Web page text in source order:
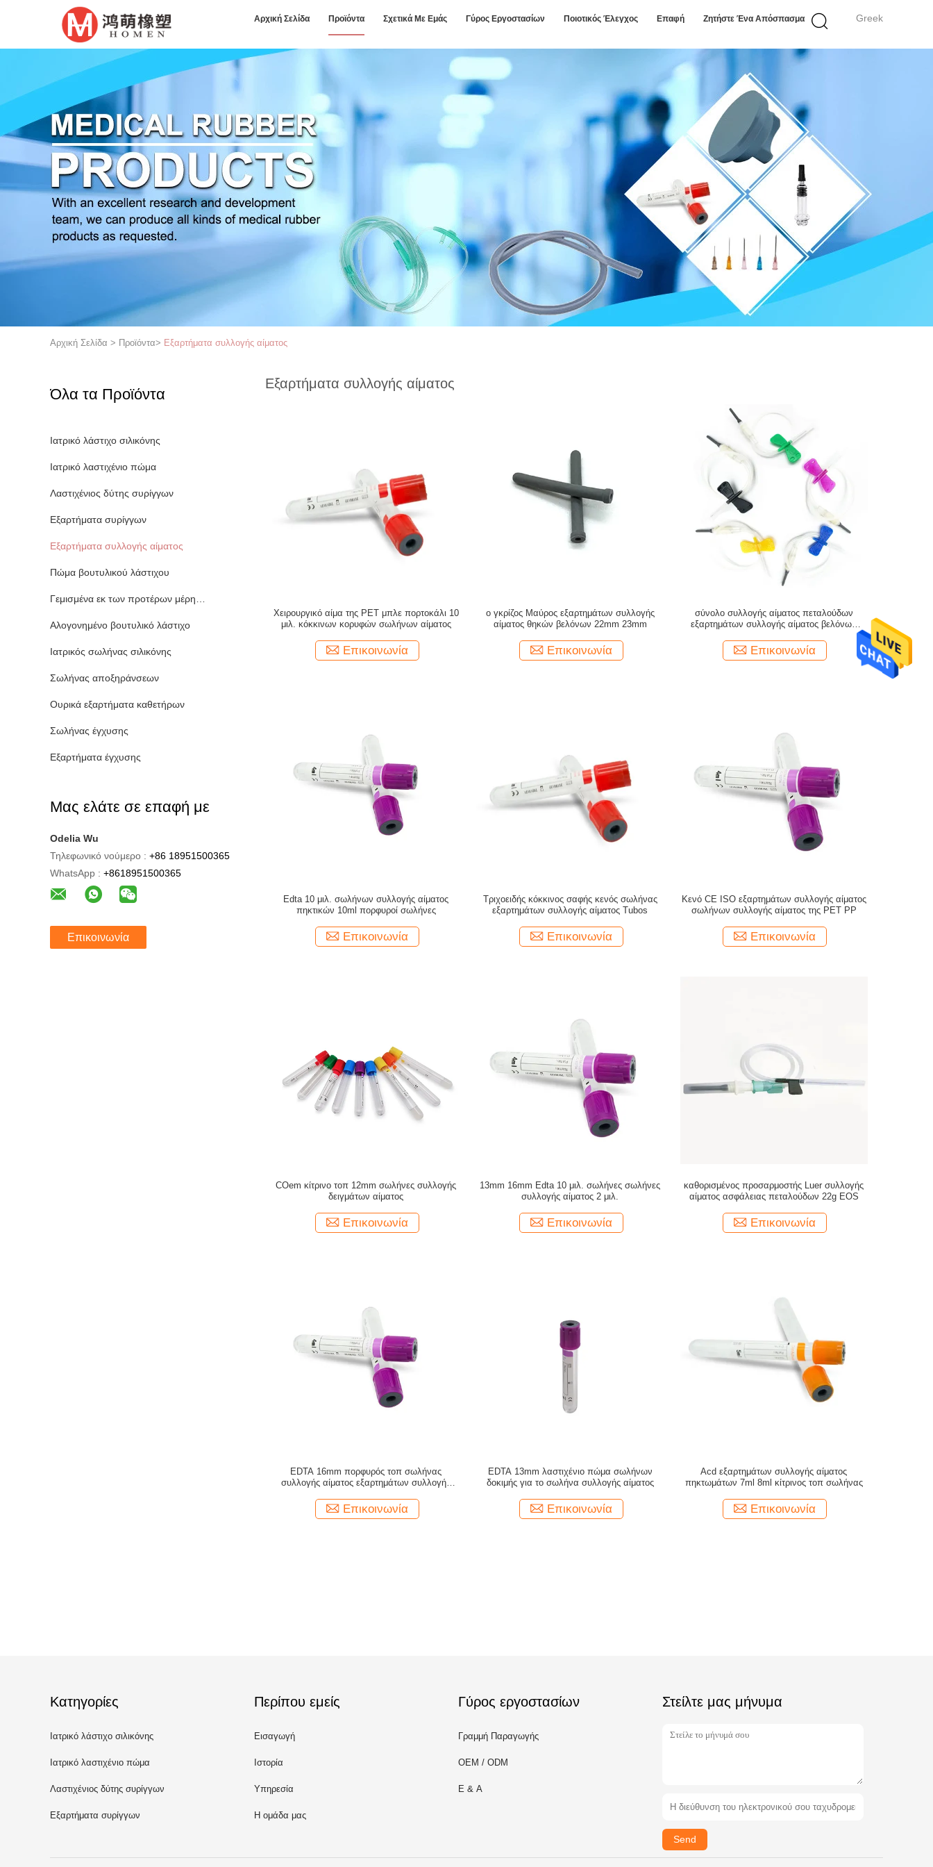
Greek
Αρχική Σελίδα Προϊόντα Σχετικά Με Εμάς Γύρος Εργοστασίων Ποιοτικός Έλεγχος Επαφή Ζητήστε Ένα Απόσπασμα
Αρχική Σελίδα > Προϊόντα> Εξαρτήματα συλλογής αίματος
Όλα τα Προϊόντα
Ιατρικό λάστιχο σιλικόνης
Ιατρικό λαστιχένιο πώμα
Λαστιχένιος δύτης συρίγγων
Εξαρτήματα συρίγγων
Εξαρτήματα συλλογής αίματος
Πώμα βουτυλικού λάστιχου
Γεμισμένα εκ των προτέρων μέρη συρίγγων
Αλογονημένο βουτυλικό λάστιχο
Ιατρικός σωλήνας σιλικόνης
Σωλήνας αποξηράνσεων
Ουρικά εξαρτήματα καθετήρων
Σωλήνας έγχυσης
Εξαρτήματα έγχυσης
Μας ελάτε σε επαφή με
Odelia Wu
Τηλεφωνικό νούμερο : +86 18951500365
WhatsApp : +8618951500365
Επικοινωνία
Εξαρτήματα συλλογής αίματος
Χειρουργικό αίμα της PET μπλε πορτοκάλι 10
μιλ. κόκκινων κορυφών σωλήνων αίματος
Επικοινωνία
ο γκρίζος Μαύρος εξαρτημάτων συλλογής
αίματος θηκών βελόνων 22mm 23mm
Επικοινωνία
σύνολο συλλογής αίματος πεταλούδων
εξαρτημάτων συλλογής αίματος βελόνων
Επικοινωνία
Edta 10 μιλ. σωλήνων συλλογής αίματος
πηκτικών 10ml πορφυροί σωλήνες
Επικοινωνία
Τριχοειδής κόκκινος σαφής κενός σωλήνας
εξαρτημάτων συλλογής αίματος Tubos
Επικοινωνία
Κενό CE ISO εξαρτημάτων συλλογής αίματος
σωλήνων συλλογής αίματος της PET PP
Επικοινωνία
COem κίτρινο τοπ 12mm σωλήνες συλλογής
δειγμάτων αίματος
Επικοινωνία
13mm 16mm Edta 10 μιλ. σωλήνες σωλήνες
συλλογής αίματος 2 μιλ.
Επικοινωνία
καθορισμένος προσαρμοστής Luer συλλογής
αίματος ασφάλειας πεταλούδων 22g EOS
Επικοινωνία
EDTA 16mm πορφυρός τοπ σωλήνας
συλλογής αίματος εξαρτημάτων συλλογής
Επικοινωνία
EDTA 13mm λαστιχένιο πώμα σωλήνων
δοκιμής για το σωλήνα συλλογής αίματος
Επικοινωνία
Acd εξαρτημάτων συλλογής αίματος
πηκτωμάτων 7ml 8ml κίτρινος τοπ σωλήνας
Επικοινωνία
Κατηγορίες
Ιατρικό λάστιχο σιλικόνης
Ιατρικό λαστιχένιο πώμα
Λαστιχένιος δύτης συρίγγων
Εξαρτήματα συρίγγων
Περίπου εμείς
Εισαγωγή
Ιστορία
Υπηρεσία
Η ομάδα μας
Γύρος εργοστασίων
Γραμμή Παραγωγής
OEM / ODM
Ε & Α
Στείλτε μας μήνυμα
Send